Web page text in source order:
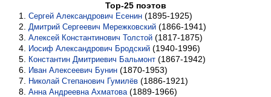
Top-25 поэтов
Сергей Александрович Есенин (1895-1925)
Дмитрий Сергеевич Мережковский (1866-1941)
Алексей Константинович Толстой (1817-1875)
Иосиф Александрович Бродский (1940-1996)
Константин Дмитриевич Бальмонт (1867-1942)
Иван Алексеевич Бунин (1870-1953)
Николай Степанович Гумилёв (1886-1921)
Анна Андреевна Ахматова (1889-1966)